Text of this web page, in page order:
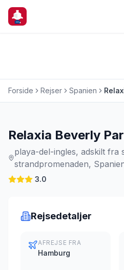
Forside Rejser Spanien
Charterrejse
Relaxia Beverly
playa-del-ingles, adskilt fra
strandpromenaden,
3.0
Rejsedetaljer
AFREJSE FRA
Hamburg